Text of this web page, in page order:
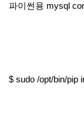
파이썬용 mysql
$ sudo /opt/bin/pip